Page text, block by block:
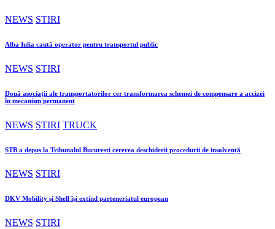
NEWS STIRI
Alba Iulia caută operator pentru transportul public
NEWS STIRI
Două asociații ale transportatorilor cer transformarea schemei de compensare a accizei
în mecanism permanent
NEWS STIRI TRUCK
STB a depus la Tribunalul București cererea deschiderii procedurii de insolvență
NEWS STIRI
DKV Mobility și Shell își extind parteneriatul european
NEWS STIRI